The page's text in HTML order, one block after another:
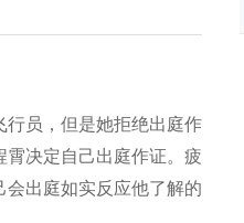
行员，但是她拒绝出庭作
决定自己出庭作证。疲
出庭如实反应他了解的